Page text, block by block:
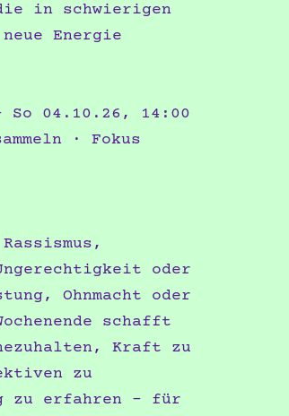
in schwierigen
Energie
So 04.10.26, 14:00
· Fokus
oder
Ohnmacht oder
schafft
Kraft zu
zu
zu erfahren – für